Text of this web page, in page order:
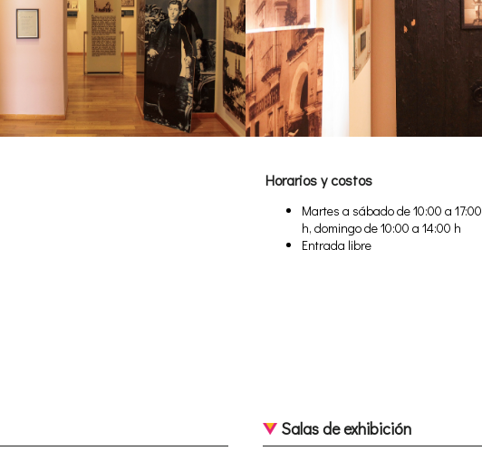
Horarios y costos
Martes a sábado de 10:00 a 17:00
h, domingo de 10:00 a 14:00 h
Entrada libre
Salas de exhibición